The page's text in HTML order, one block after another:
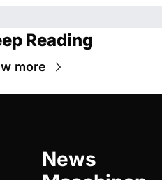
Reading
more
News